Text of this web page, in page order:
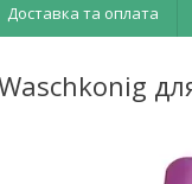
Доставка та оплата